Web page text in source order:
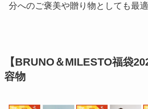
分へのご褒美や贈り物としても最適
【BRUNO＆MILESTO福袋
容物